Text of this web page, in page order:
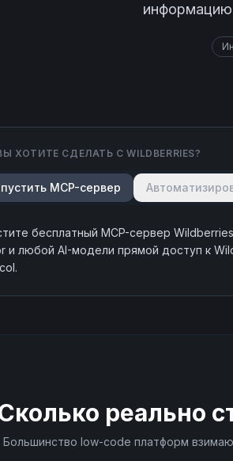
ХОТИТЕ СДЕЛАТЬ СWILDBERRIES?
MCP-сервер
бесплатный MCP-сервер Wildberries
и любой AI-модели прямой доступ к
реально
Большинство low-code платформ